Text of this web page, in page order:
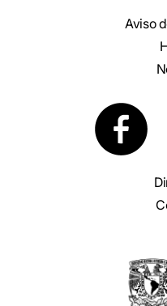
Aviso